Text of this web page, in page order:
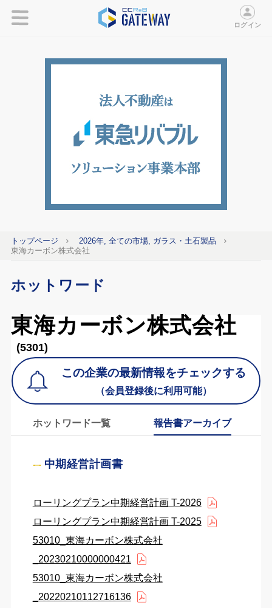
ログイン
トップページ
2026年, 全ての市場, ガラス・土石製品
東海カーボン株式会社
ホットワード
東海カーボン株式会社
(5301)
この企業の最新情報をチェックする
（会員登録後に利用可能）
ホットワード一覧 報告書アーカイブ
中期経営計画書
ローリングプラン中期経営計画 T-2026
ローリングプラン中期経営計画 T-2025
53010_東海カーボン株式会社
_20230210000000421
53010_東海カーボン株式会社
_20220210112716136